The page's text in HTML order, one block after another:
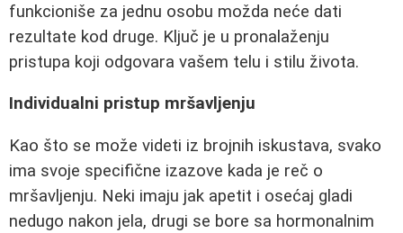
funkcioniše za jednu osobu možda neće dati
rezultate kod druge. Ključ je u pronalaženju
pristupa koji odgovara vašem telu i stilu života.
Individualni pristup mršavljenju
Kao što se može videti iz brojnih iskustava, svako
ima svoje specifične izazove kada je reč o
mršavljenju. Neki imaju jak apetit i osećaj gladi
nedugo nakon jela, drugi se bore sa hormonalnim